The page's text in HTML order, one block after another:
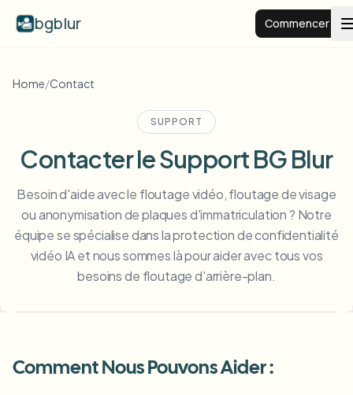
bgblur Commencer
Arrière-plan flou
Voir tous les exemples
Parcourir toute la bibliothèque d'exemples
Flouter le visage
Fonctionnalités
View all features
Flouter la plaque
Entreprise
Caméras de campus, cours et confidentialité de district
Home/Contact
SUPPORT
Contacter le Support BG Blur
Besoin d'aide avec le floutage vidéo, floutage de visage
ou anonymisation de plaques d'immatriculation ? Notre
équipe se spécialise dans la protection de confidentialité
vidéo IA et nous sommes là pour aider avec tous vos
besoins de floutage d'arrière-plan.
Comment Nous Pouvons Aider :